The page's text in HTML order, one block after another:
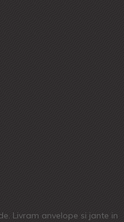
Livram anvelope si jante in